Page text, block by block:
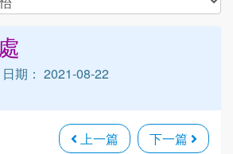
日期： 2021-08-22
上一篇 下一篇